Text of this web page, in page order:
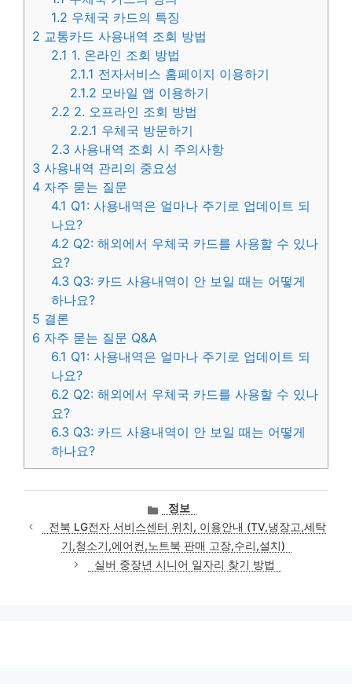
1.2 우체국 카드의 특징
2 교통카드 사용내역 조회 방법
2.1 1. 온라인 조회 방법
2.1.1 전자서비스 홈페이지 이용하기
2.1.2 모바일 앱 이용하기
2.2 2. 오프라인 조회 방법
2.2.1 우체국 방문하기
2.3 사용내역 조회 시 주의사항
3 사용내역 관리의 중요성
4 자주 묻는 질문
4.1 Q1: 사용내역은 얼마나 주기로 업데이트 되
나요?
4.2 Q2: 해외에서 우체국 카드를 사용할 수 있나
요?
4.3 Q3: 카드 사용내역이 안 보일 때는 어떻게
하나요?
5 결론
6 자주 묻는 질문 Q&A
6.1 Q1: 사용내역은 얼마나 주기로 업데이트 되
나요?
6.2 Q2: 해외에서 우체국 카드를 사용할 수 있나
요?
6.3 Q3: 카드 사용내역이 안 보일 때는 어떻게
하나요?
카
테
고
리
정보
전북 LG전자 서비스센터 위치, 이용안내 (TV,냉장고,세탁
기,청소기,에어컨,노트북 판매 고장,수리,설치)
실버 중장년 시니어 일자리 찾기 방법